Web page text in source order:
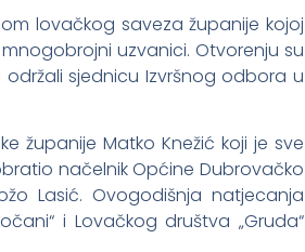
lovačkog saveza županije kojoj
uzvanici. Otvorenju su
sjednicu Izvršnog odbora u
županije Matko Knežić koji je sve
načelnik Općine Dubrovačko
Lasić. Ovogodišnja natjecanja
i Lovačkog društva „Gruda“